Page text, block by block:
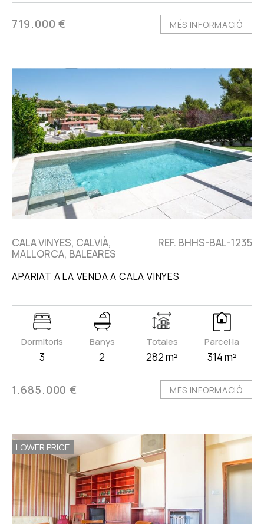
719.000 € MÉS INFORMACIÓ
CALA VINYES, CALVIÀ,
MALLORCA, BALEARES
REF. BHHS-BAL-1235
APARIAT A LA VENDA A CALA VINYES
Dormitoris
3
Banys
2
Totales
282 m²
Parcel·la
314 m²
1.685.000 € MÉS INFORMACIÓ
LOWER PRICE